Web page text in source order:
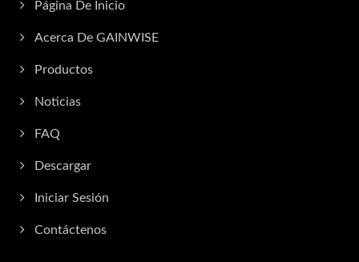
Página De Inicio
Acerca De GAINWISE
Productos
Noticias
FAQ
Descargar
Iniciar Sesión
Contáctenos